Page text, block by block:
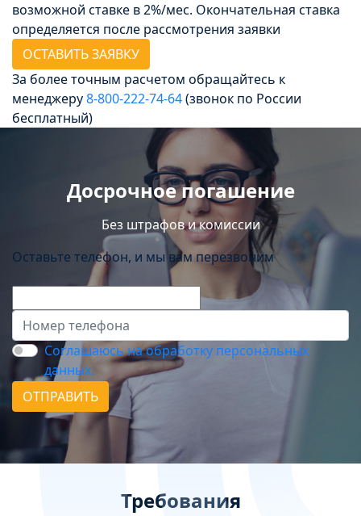
возможной ставке в 2%/мес. Окончательная ставка
определяется после рассмотрения заявки
ОСТАВИТЬ ЗАЯВКУ
За более точным расчетом обращайтесь к
менеджеру8‑800‑222‑74‑64(звонок по России
бесплатный)
Досрочное погашение
Без штрафов и комиссии
Оставьте телефон, и мы вам перезвоним
Соглашаюсь на обработку персональных
данных.
ОТПРАВИТЬ
Требования